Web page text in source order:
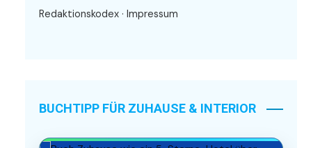
Redaktionskodex · Impressum
BUCHTIPP FÜR ZUHAUSE & INTERIOR